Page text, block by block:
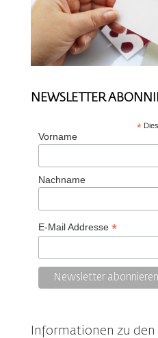
NEWSLETTER
*
Vorname
Nachname
E-Mail Addresse *
Informationen zu